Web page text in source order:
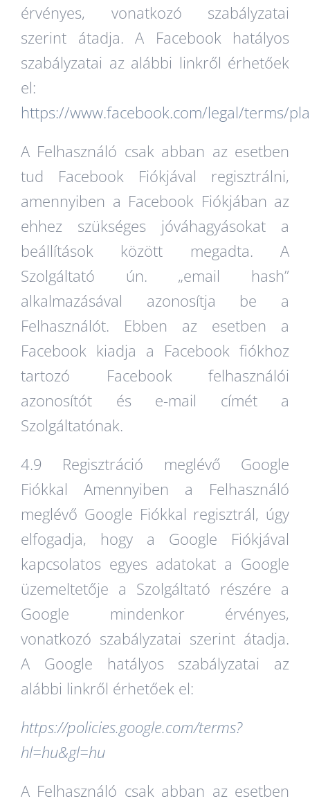
érvényes, vonatkozó szabályzatai
szerint átadja. A Facebook hatályos
szabályzatai az alábbi linkről érhetőek
el:
https://www.facebook.com/legal/terms/
A Felhasználó csak abban az esetben
tud Facebook Fiókjával regisztrálni,
amennyiben a Facebook Fiókjában az
ehhez szükséges jóváhagyásokat a
beállítások között megadta. A
Szolgáltató ún. „email hash”
alkalmazásával azonosítja be a
Felhasználót. Ebben az esetben a
Facebook kiadja a Facebook fiókhoz
tartozó Facebook felhasználói
azonosítót és e-mail címét a
Szolgáltatónak.
4.9 Regisztráció meglévő Google
Fiókkal Amennyiben a Felhasználó
meglévő Google Fiókkal regisztrál, úgy
elfogadja, hogy a Google Fiókjával
kapcsolatos egyes adatokat a Google
üzemeltetője a Szolgáltató részére a
Google mindenkor érvényes,
vonatkozó szabályzatai szerint átadja.
A Google hatályos szabályzatai az
alábbi linkről érhetőek el:
https://policies.google.com/terms?
hl=hu&gl=hu
A Felhasználó csak abban az esetben